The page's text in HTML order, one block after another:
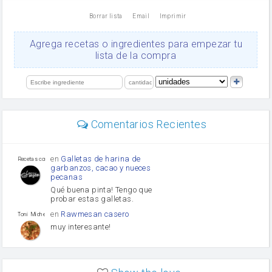
Ajos
Levadura
limón
Borrar lista Email Imprimir
Agrega recetas o ingredientes para empezar tu
lista de la compra
Comentarios Recientes
Recetas con sazon
en Galletas de harina de
garbanzos, cacao y nueces
pecanas
Qué buena pinta! Tengo que
probar estas galletas.
Toni Michel Caubet
en Rawmesan casero
muy interesante!
enLasaña casera fácil y